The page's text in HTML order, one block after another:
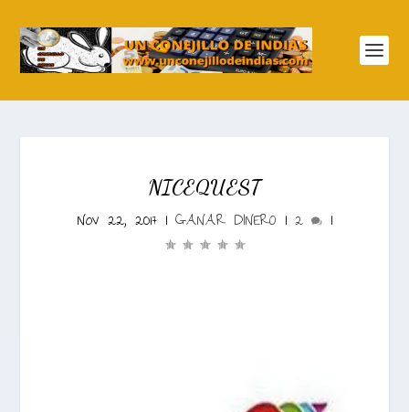
NICEQUEST
Nov 22, 2017| GANAR DINERO | 2 |